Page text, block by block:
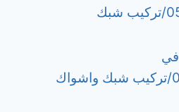
الشارقة/0506025079/تركيب شبك
في
عجمان/0506025079/تركيب شبك واشواك